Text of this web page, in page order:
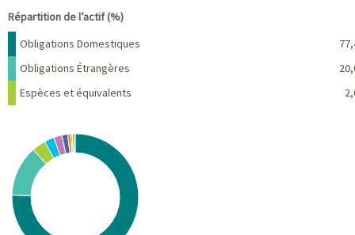
Répartition de l’actif (%)
Nom Pourcentage
Obligations Domestiques
Obligations Étrangères
Espèces et équivalents
Chart
Pie chart with 10 slices.
View as data table, Chart